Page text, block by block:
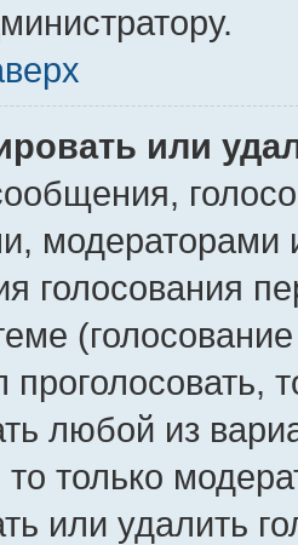
или
голосования
проголосовать,
любой из
то только
или удалить